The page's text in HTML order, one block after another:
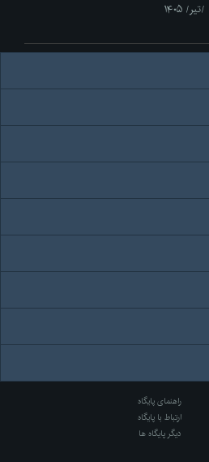
راهنمای پایگاه
ارتباط با پایگاه
دیگر پایگاه ها